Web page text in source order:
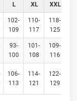
L XL XXL
102-
109
110-
117
118-
125
93-
100
101-
108
109-
116
106-
113
114-
121
122-
129